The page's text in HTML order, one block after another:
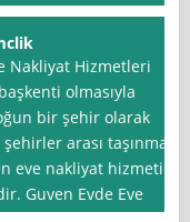
Nakliyat Hizmetleri
olmasıyla
bir şehir olarak
arası taşınma
eve nakliyat hizmeti
Guven Evde Eve